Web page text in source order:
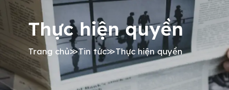
Thực hiện quyền
Trang chủ≫Tin tức≫Thực hiện quyền